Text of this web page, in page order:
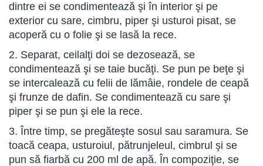
dintre ei se condimentează şi în interior şi pe
exterior cu sare, cimbru, piper şi usturoi pisat, se
acoperă cu o folie şi se lasă la rece.
2. Separat, ceilalţi doi se dezosează, se
condimentează şi se taie bucăţi. Se pun pe beţe şi
se intercalează cu felii de lămâie, rondele de ceapă
şi frunze de dafin. Se condimentează cu sare şi
piper şi se pun şi ele la rece.
3. Între timp, se pregăteşte sosul sau saramura. Se
toacă ceapa, usturoiul, pătrunjeleul, cimbrul şi se
pun să fiarbă cu 200 ml de apă. În compoziţie, se